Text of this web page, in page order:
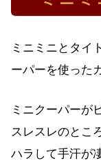
ミニミニとタイ
ーパーを使った
ミニクーパーが
スレスレのとこ
ハラして手汗が